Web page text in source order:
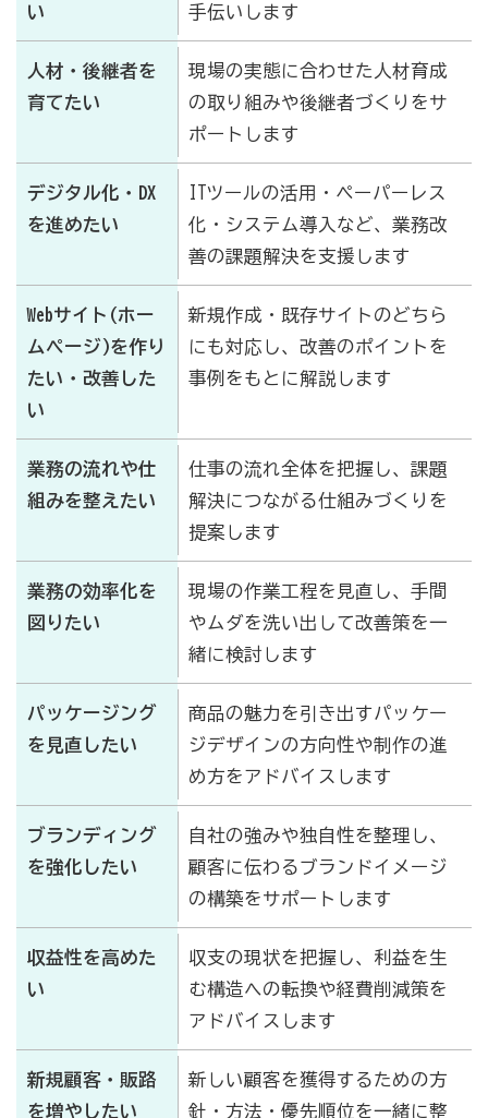
い 手伝いします
人材・後継者を
育てたい
現場の実態に合わせた人材育成
の取り組みや後継者づくりをサ
ポートします
デジタル化・DX
を進めたい
ITツールの活用・ペーパーレス
化・システム導入など、業務改
善の課題解決を支援します
Webサイト(ホー
ムページ)を作り
たい・改善した
い
新規作成・既存サイトのどちら
にも対応し、改善のポイントを
事例をもとに解説します
業務の流れや仕
組みを整えたい
仕事の流れ全体を把握し、課題
解決につながる仕組みづくりを
提案します
業務の効率化を
図りたい
現場の作業工程を見直し、手間
やムダを洗い出して改善策を一
緒に検討します
パッケージング
を見直したい
商品の魅力を引き出すパッケー
ジデザインの方向性や制作の進
め方をアドバイスします
ブランディング
を強化したい
自社の強みや独自性を整理し、
顧客に伝わるブランドイメージ
の構築をサポートします
収益性を高めた
い
収支の現状を把握し、利益を生
む構造への転換や経費削減策を
アドバイスします
新規顧客・販路
を増やしたい
新しい顧客を獲得するための方
針・方法・優先順位を一緒に整